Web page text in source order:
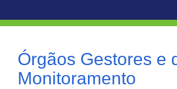
Órgãos Gestores e
Monitoramento